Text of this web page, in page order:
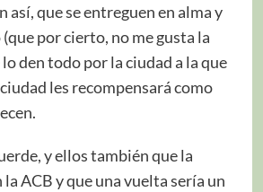
así, que se entreguen en alma y
por cierto, no me gusta la
den todo por la ciudad a la que
les recompensará como
y ellos también que la
ACB y que una vuelta sería un